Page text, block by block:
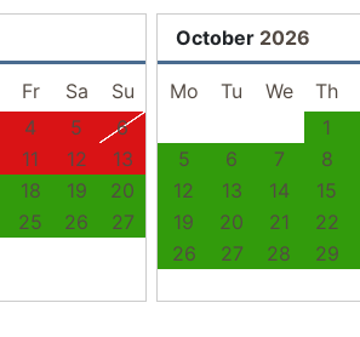
Fr Sa
Su
4 5
6
11 12
13
18 19
20
25 26
27
October 2026
Mo Tu We Th
1
5
6 7 8
12
13 14 15
19
20 21 22
26
27 28 29